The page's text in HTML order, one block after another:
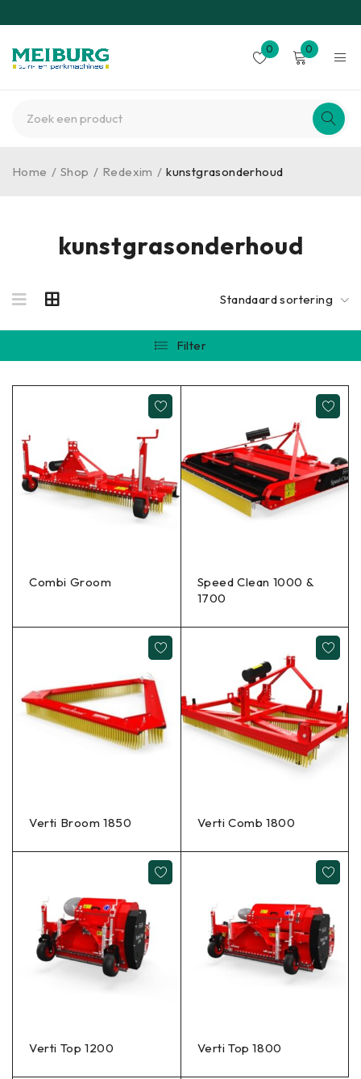
0 0
kunstgrasonderhoud
Home / Shop / Redexim / kunstgrasonderhoud
Standaard sortering
Filter
Combi Groom
Speed Clean 1000 &
1700
Verti Broom 1850 Verti Comb 1800
Verti Top 1200 Verti Top 1800